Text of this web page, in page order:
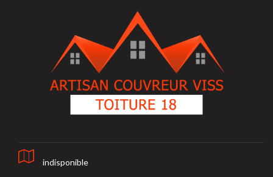
indisponible